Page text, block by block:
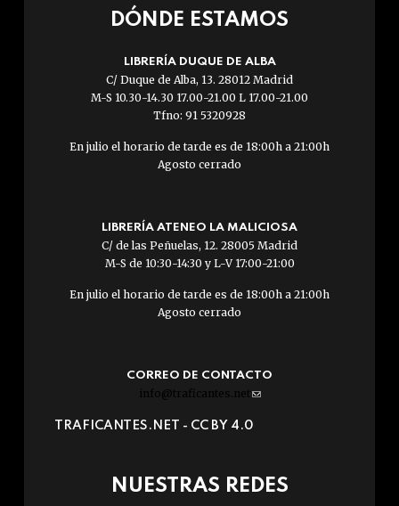
DÓNDE ESTAMOS
LIBRERÍA DUQUE DE ALBA
C/ Duque de Alba, 13. 28012 Madrid
M-S 10.30-14.30 17.00-21.00 L 17.00-21.00
Tfno: 91 5320928
En julio el horario de tarde es de 18:00h a 21:00h
Agosto cerrado
LIBRERÍA ATENEO LA MALICIOSA
C/ de las Peñuelas, 12. 28005 Madrid
M-S de 10:30-14:30 y L-V 17:00-21:00
En julio el horario de tarde es de 18:00h a 21:00h
Agosto cerrado
CORREO DE CONTACTO
info@traficantes.net (link
e-
TRAFICANTES.NET - CC BY 4.0
NUESTRAS REDES